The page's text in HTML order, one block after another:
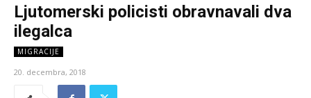
Ljutomerski policisti obravnavali dva
ilegalca
MIGRACIJE
20. decembra, 2018